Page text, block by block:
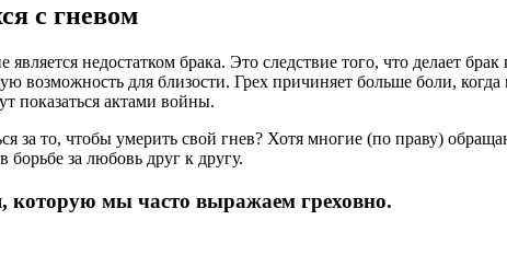
с гневом
недостатком брака. Это следствие того, что делает
возможность для близости. Грех причиняет больше боли,
показаться актами войны.
за то, чтобы умерить свой гнев? Хотя многие (по праву)
борьбе за любовь друг к другу.
которую мы часто выражаем греховно.